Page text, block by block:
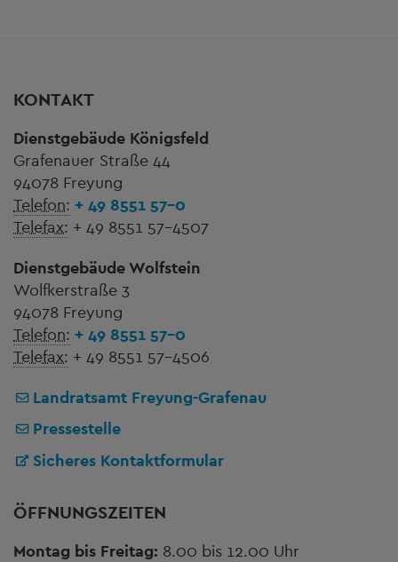
KONTAKT
Dienstgebäude Königsfeld
Grafenauer Straße 44
94078 Freyung
Telefon: + 49 8551 57-0
Telefax: + 49 8551 57-4507
Dienstgebäude Wolfstein
Wolfkerstraße 3
94078 Freyung
Telefon: + 49 8551 57-0
Telefax: + 49 8551 57-4506
Landratsamt Freyung-Grafenau
Pressestelle
Sicheres Kontaktformular
ÖFFNUNGSZEITEN
Montag bis Freitag: 8.00 bis 12.00 Uhr